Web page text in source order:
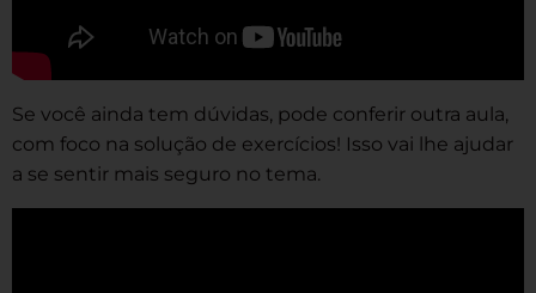
Se você ainda tem dúvidas, pode conferir outra aula,
com foco na solução de exercícios! Isso vai lhe ajudar
a se sentir mais seguro no tema.